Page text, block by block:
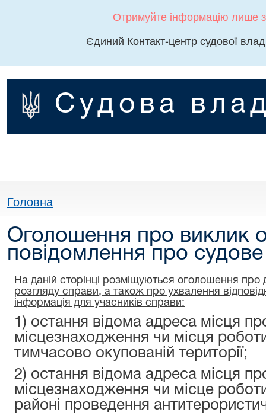
Отримуйте інформацію лише
Єдиний Контакт-центр судової
Судова
Головна
Оголошення про виклик
повідомлення про
На даній сторінці розміщуються оголошення про
розгляду справи, а також про ухвалення
інформація для учасників справи:
1) остання відома адреса місця
місцезнаходження чи місця
тимчасово окупованій території;
2) остання відома адреса місця
місцезнаходження чи місце
районі проведення